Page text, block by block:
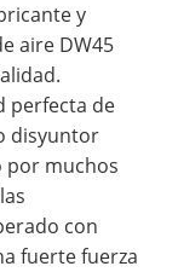
y
aire DW45
perfecta de
disyuntor
por muchos
con
fuerte fuerza